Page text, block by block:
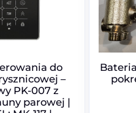
do
–
PK-007 z
parowej |